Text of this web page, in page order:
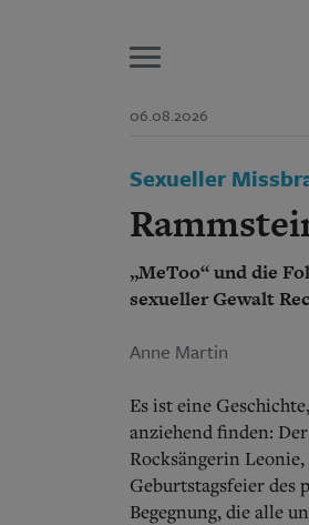
06.08.2026
Start
Aktuelle Ausgabe
Abonnent
Abo Prämien
Mediadaten
Suchen und
Sexueller
„MeToo“ und die
sexueller Gewalt
Anne Martin
Es ist eine
anziehend finden:
Rocksängerin
Geburtstagsfeier des
Begegnung, die alle